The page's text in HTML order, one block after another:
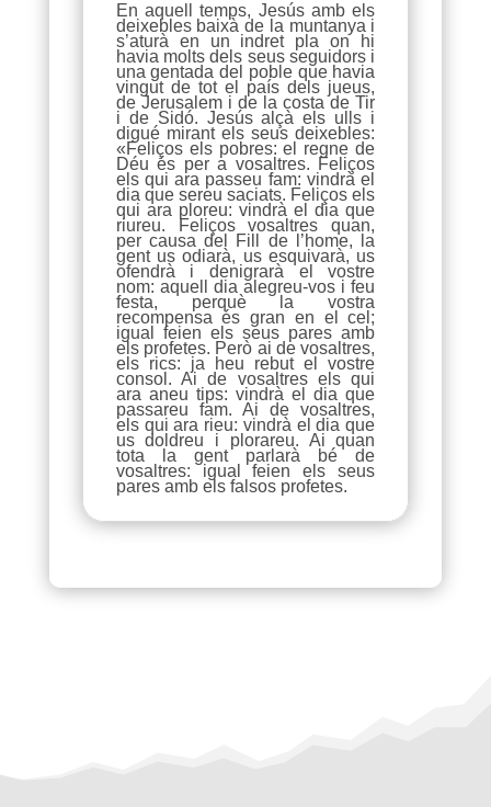
En aquell temps, Jesús amb els
deixebles baixà de la muntanya i
s’aturà en un indret pla on hi
havia molts dels seus seguidors i
una gentada del poble que havia
vingut de tot el país dels jueus,
de Jerusalem i de la costa de Tir
i de Sidó. Jesús alçà els ulls i
digué mirant els seus deixebles:
«Feliços els pobres: el regne de
Déu és per a vosaltres. Feliços
els qui ara passeu fam: vindrà el
dia que sereu saciats. Feliços els
qui ara ploreu: vindrà el dia que
riureu. Feliços vosaltres quan,
per causa del Fill de l’home, la
gent us odiarà, us esquivarà, us
ofendrà i denigrarà el vostre
nom: aquell dia alegreu-vos i feu
festa, perquè la vostra
recompensa és gran en el cel;
igual feien els seus pares amb
els profetes. Però ai de vosaltres,
els rics: ja heu rebut el vostre
consol. Ai de vosaltres els qui
ara aneu tips: vindrà el dia que
passareu fam. Ai de vosaltres,
els qui ara rieu: vindrà el dia que
us doldreu i plorareu. Ai quan
tota la gent parlarà bé de
vosaltres: igual feien els seus
pares amb els falsos profetes.